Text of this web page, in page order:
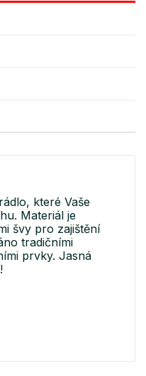
které Vaše
Materiál je
švy pro zajištění
tradičními
prvky. Jasná